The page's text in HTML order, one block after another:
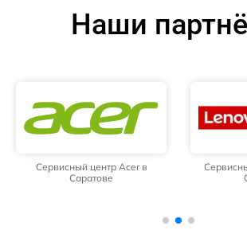
Наши
Сервисный центр Acer в
Саратове